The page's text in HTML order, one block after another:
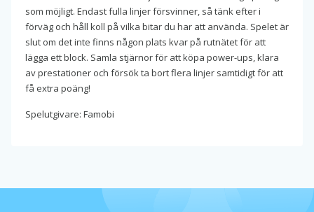
som möjligt. Endast fulla linjer försvinner, så tänk efter i
förväg och håll koll på vilka bitar du har att använda. Spelet är
slut om det inte finns någon plats kvar på rutnätet för att
lägga ett block. Samla stjärnor för att köpa power-ups, klara
av prestationer och försök ta bort flera linjer samtidigt för att
få extra poäng!
Spelutgivare: Famobi